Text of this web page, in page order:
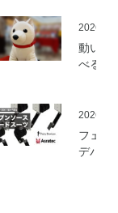
動いて
べる「
ロボッ
（バル
ロボッ
ト）」
フェア
デバイ